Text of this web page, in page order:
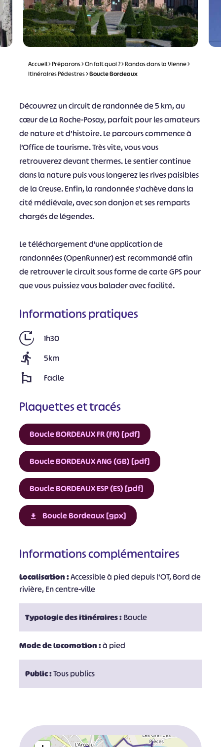
Accueil>Préparons>On fait quoi ?>Randos dans la Vienne>
Itinéraires Pédestres>Boucle Bordeaux
Découvrez un circuit de randonnée de 5 km, au
cœur de La Roche-Posay, parfait pour les amateurs
de nature et d’histoire. Le parcours commence à
l’Office de tourisme. Très vite, vous vous
retrouverez devant thermes. Le sentier continue
dans la nature puis vous longerez les rives paisibles
de la Creuse. Enfin, la randonnée s'achève dans la
cité médiévale, avec son donjon et ses remparts
chargés de légendes.
Le téléchargement d’une application de
randonnées (OpenRunner) est recommandé afin
de retrouver le circuit sous forme de carte GPS pour
que vous puissiez vous balader avec facilité.
Informations pratiques
1h30
5km
Facile
Plaquettes et tracés
Boucle BORDEAUX FR (FR) [pdf]
Boucle BORDEAUX ANG (GB) [pdf]
Boucle BORDEAUX ESP (ES) [pdf]
Boucle Bordeaux [gpx]
Informations complémentaires
Localisation :Accessible à pied depuis l'OT, Bord de
rivière, En centre-ville
Typologie des itinéraires :Boucle
Mode de locomotion :à pied
Public :Tous publics